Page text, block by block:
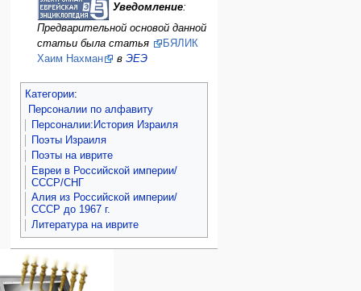
Уведомление:
Предварительной основой данной
статьи была статья
БЯЛИК
Хаим Нахман
в ЭЕЭ
Категории:
Персоналии по алфавиту
Персоналии:История Израиля
Поэты Израиля
Поэты на иврите
Евреи в Российской империи/
СССР/СНГ
Алия из Российской империи/
СССР до 1967 г.
Литература на иврите
Навигация
персональные инструменты
войти
запрос
категории
Израиль:Страна и
государство